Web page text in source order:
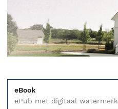
eBook
ePub met digitaal watermerk